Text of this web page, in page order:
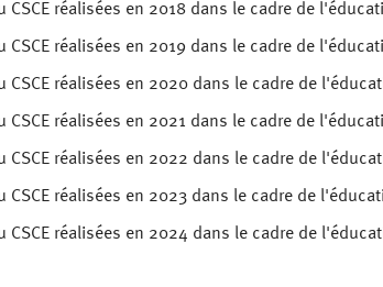
CSCE réalisées en 2018 dans le cadre de
CSCE réalisées en 2019 dans le cadre de
CSCE réalisées en 2020 dans le cadre de
CSCE réalisées en 2021 dans le cadre de
CSCE réalisées en 2022 dans le cadre de
CSCE réalisées en 2023 dans le cadre de
CSCE réalisées en 2024 dans le cadre de